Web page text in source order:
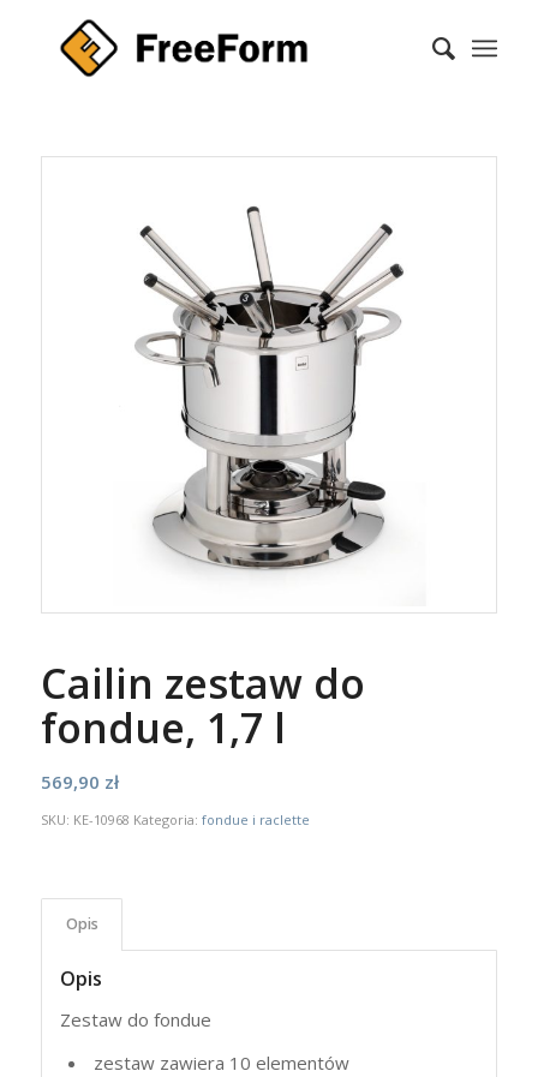
Cailin zestaw do
fondue, 1,7 l
569,90 zł
SKU: KE-10968 Kategoria: fondue i raclette
Opis
Opis
Zestaw do fondue
zestaw zawiera 10 elementów